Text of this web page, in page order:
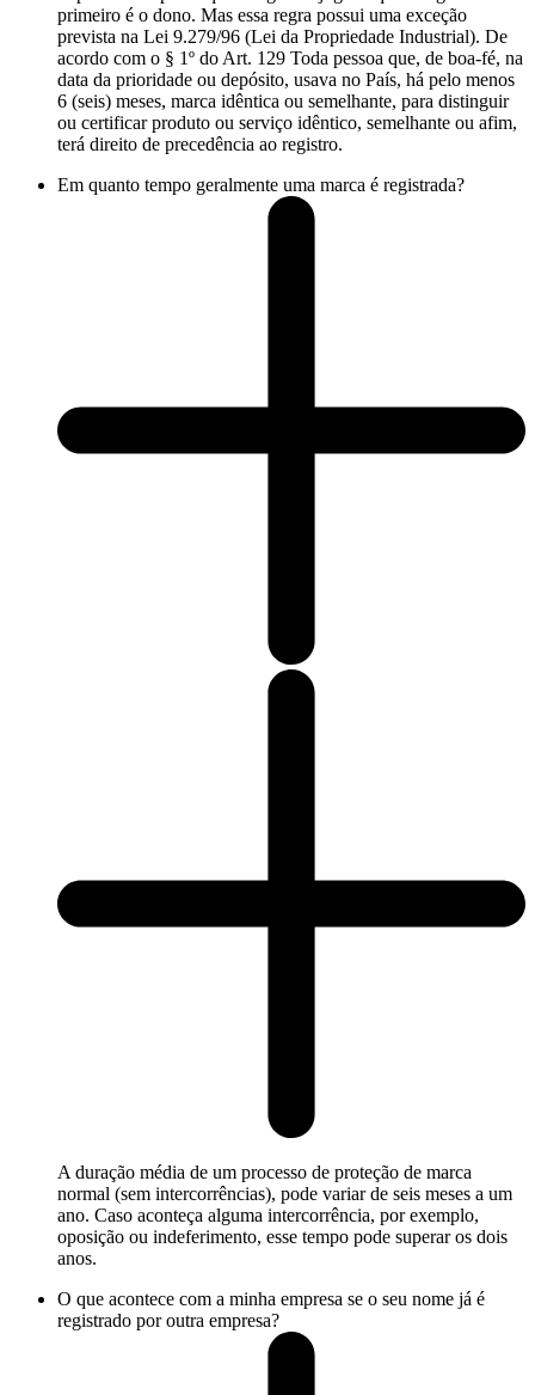
primeiro é o dono. Mas essa regra possui uma exceção
prevista na Lei 9.279/96 (Lei da Propriedade Industrial). De
acordo com o § 1º do Art. 129 Toda pessoa que, de boa-fé, na
data da prioridade ou depósito, usava no País, há pelo menos
6 (seis) meses, marca idêntica ou semelhante, para distinguir
ou certificar produto ou serviço idêntico, semelhante ou afim,
terá direito de precedência ao registro.
Em quanto tempo geralmente uma marca é registrada?
A duração média de um processo de proteção de marca
normal (sem intercorrências), pode variar de seis meses a um
ano. Caso aconteça alguma intercorrência, por exemplo,
oposição ou indeferimento, esse tempo pode superar os dois
anos.
O que acontece com a minha empresa se o seu nome já é
registrado por outra empresa?